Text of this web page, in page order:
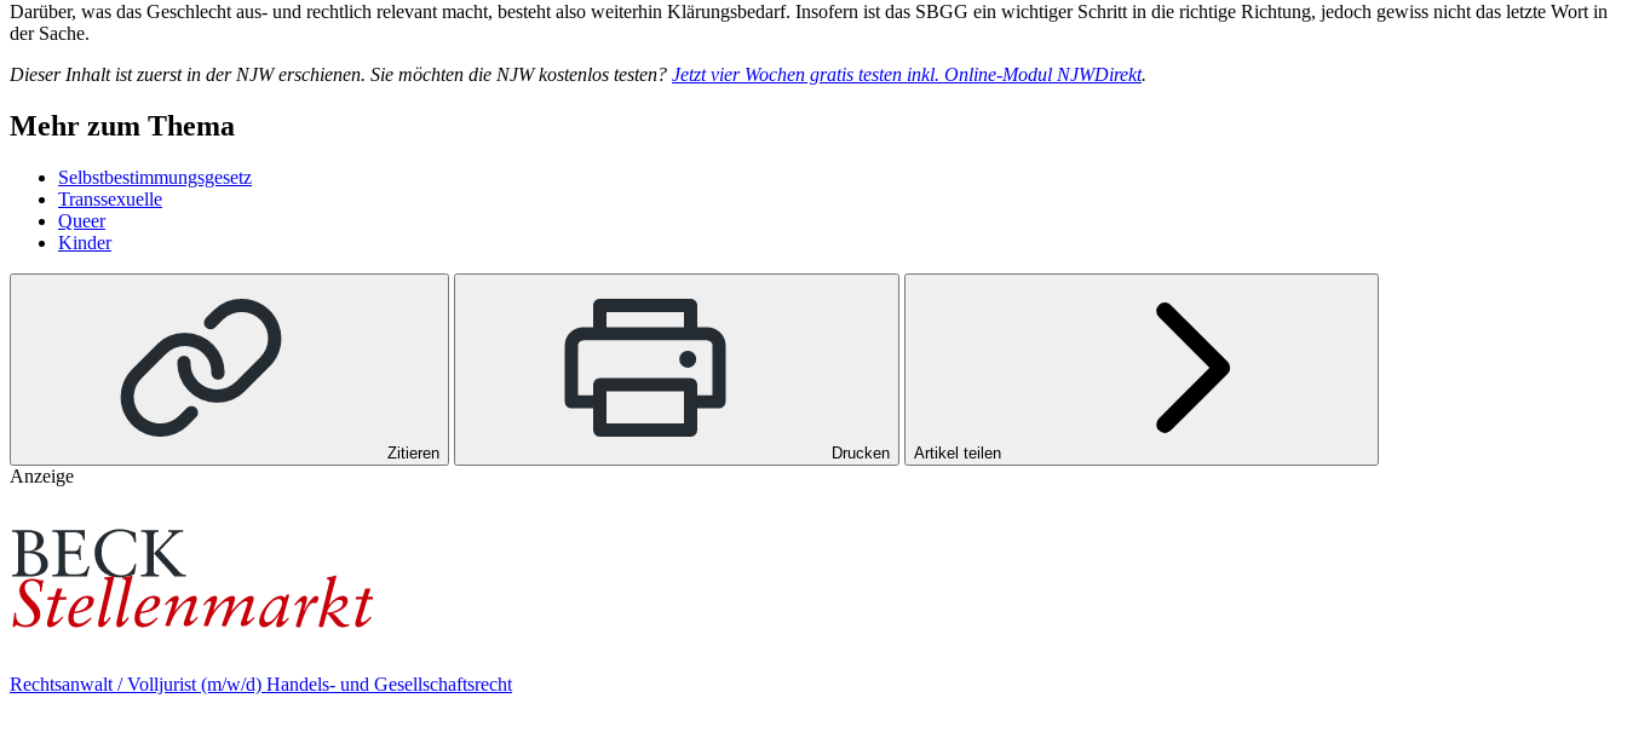
Darüber, was das Geschlecht aus- und rechtlich relevant macht, besteht also weiterhin Klärungsbedarf. Insofern ist das SBGG ein wichtiger Schritt in die richtige Richtung, jedoch gewiss nicht das letzte Wort in
der Sache.
Dieser Inhalt ist zuerst in der NJW erschienen. Sie möchten die NJW kostenlos testen? Jetzt vier Wochen gratis testen inkl. Online-Modul NJWDirekt.
Mehr zum Thema
Selbstbestimmungsgesetz
Transsexuelle
Queer
Kinder
Zitieren Drucken Artikel teilen
Anzeige
Rechtsanwalt / Volljurist (m/w/d) Handels- und Gesellschaftsrecht